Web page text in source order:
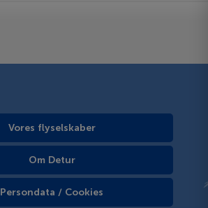
Vores flyselskaber
Om Detur
Persondata / Cookies